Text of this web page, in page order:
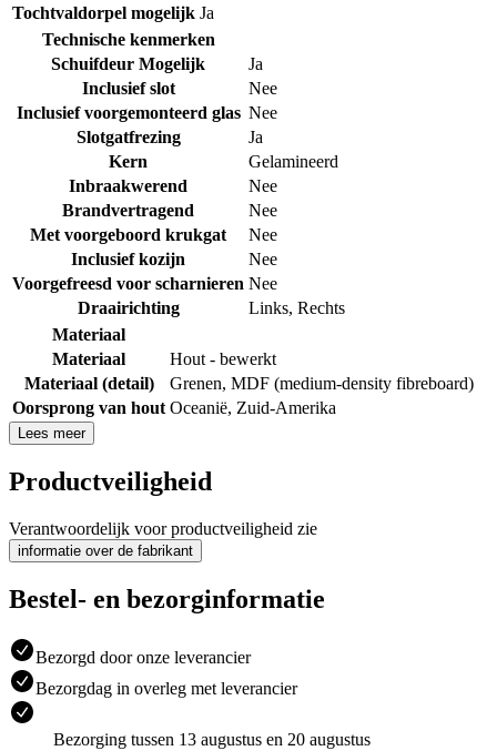
Tochtvaldorpel mogelijk Ja
Technische kenmerken
Schuifdeur Mogelijk
Ja
Inclusief slot
Nee
Inclusief voorgemonteerd glas Nee
Slotgatfrezing
Ja
Kern
Gelamineerd
Inbraakwerend
Nee
Brandvertragend
Nee
Met voorgeboord krukgat
Nee
Inclusief kozijn
Nee
Voorgefreesd voor scharnieren Nee
Draairichting
Links, Rechts
Materiaal
Materiaal
Hout - bewerkt
Materiaal (detail)
Grenen, MDF (medium-density fibreboard)
Oorsprong van hout Oceanië, Zuid-Amerika
Lees meer
Productveiligheid
Verantwoordelijk voor productveiligheid zie
informatie over de fabrikant
Bestel- en bezorginformatie
Bezorgd door onze leverancier
Bezorgdag in overleg met leverancier
Bezorging tussen 13 augustus en 20 augustus